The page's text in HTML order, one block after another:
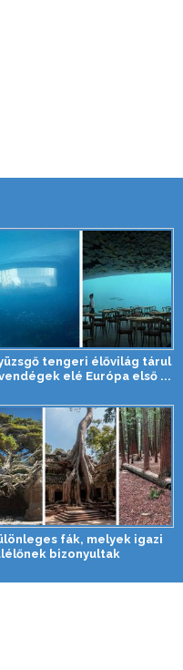
tengeri élővilág tárul
elé Európa első ...
fák, melyek igazi
bizonyultak